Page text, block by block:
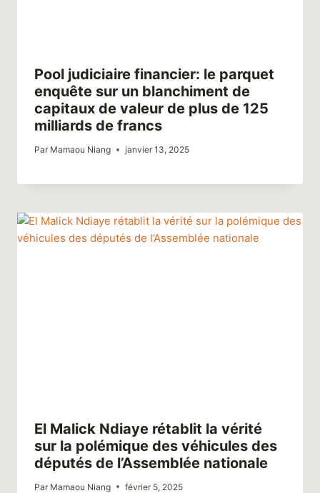
Pool judiciaire financier: le parquet
enquête sur un blanchiment de
capitaux de valeur de plus de 125
milliards de francs
Par Mamaou Niang janvier 13, 2025
El Malick Ndiaye rétablit la vérité
sur la polémique des véhicules des
députés de l’Assemblée nationale
Par Mamaou Niang février 5, 2025